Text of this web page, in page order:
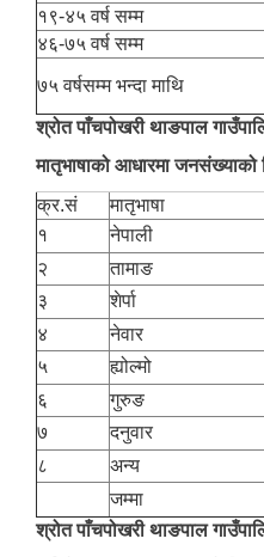
१९-४५ वर्ष सम्म
४६-७५ वर्ष सम्म
७५ वर्षसम्म भन्दा माथि
श्रोत पाँचपोखरी थाङपाल
मातृभाषाको आधारमा जनसंख्याको
क्र.सं
मातृभाषा
१
नेपाली
२
तामाङ
३
शेर्पा
४
नेवार
५
ह्योल्मो
६
गुरुङ
७
दनुवार
८
अन्य
जम्मा
श्रोत पाँचपोखरी थाङपाल